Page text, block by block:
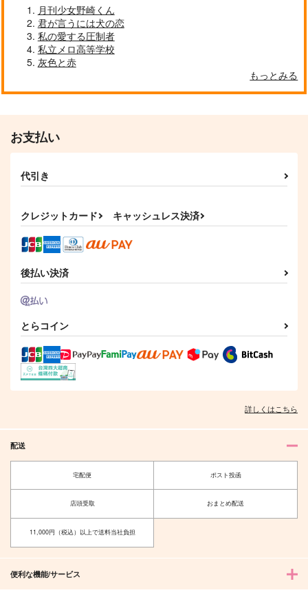
猫様の下僕
1,572円（税込）
佐野万次郎+黒川イザナ×花垣武道
サンプル
作品詳細
715円（税込）
佐野万次郎×花垣武道
Two uneven birds
petits fours
佐野真一郎×花垣武道
サンプル
作品詳細
リベパチ打つのに日和
toscana
サンプル
東京卍リベンジャーズ
佐野万次郎
松野千冬
サンプル
月刊少女野崎くん
君が言うには犬の恋
私の愛する圧制者
私立メロ高等学校
灰色と赤
もっとみる
お支払い
代引き
クレジットカード キャッシュレス決済
後払い決済
とらコイン
詳しくはこちら
配送
宅配便 ポスト投函
店頭受取 おまとめ配送
11,000円（税込）以上で送料当社負担
便利な機能/サービス